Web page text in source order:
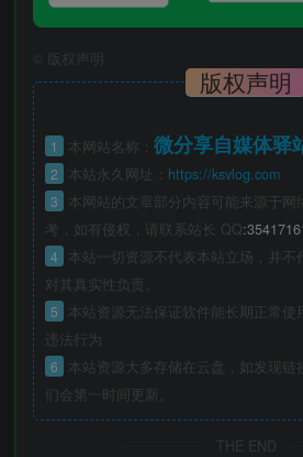
版权声明
版权声明
1 本网站名称： 微分享自媒体驿
2 本站永久网址： https://ksvlog.com
3
本网站的文章部分内容可能来源于网
考，如有侵权，请联系站长 QQ
4
本站一切资源不代表本站立场，并不
对其真实性负责。
5
本站资源无法保证软件能长期正常使
违法行为
6
本站资源大多存储在云盘，如发现链
们会第一时间更新。
THE END